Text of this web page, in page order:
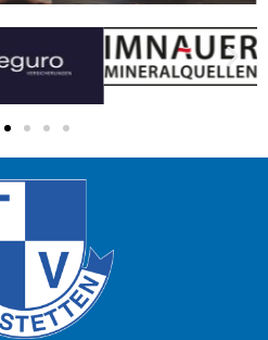
CECEBA BODYWEAR
Bademode